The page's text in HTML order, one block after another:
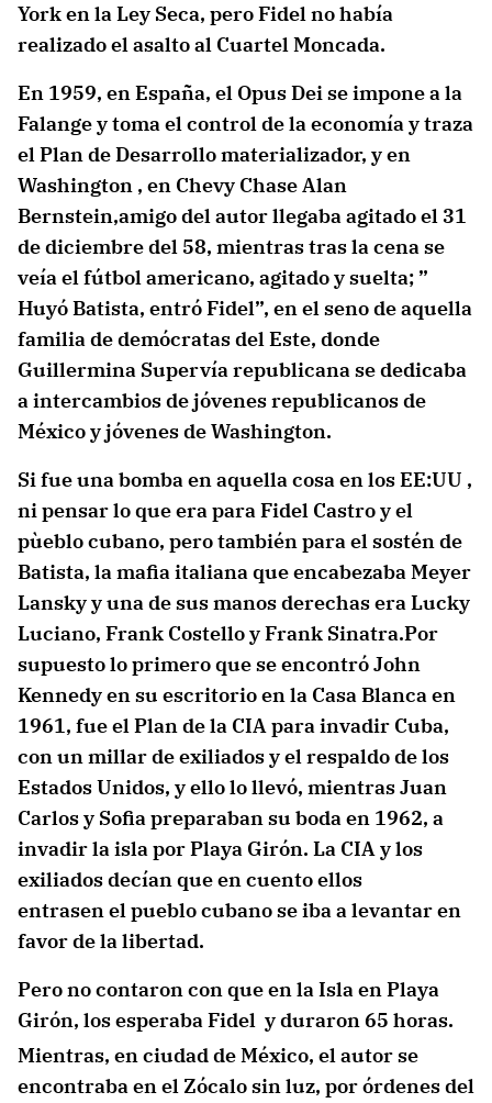
York en la Ley Seca, pero Fidel no había
realizado el asalto al Cuartel Moncada.
En 1959, en España, el Opus Dei se impone a la
Falange y toma el control de la economía y traza
el Plan de Desarrollo materializador, y en
Washington , en Chevy Chase Alan
Bernstein,amigo del autor llegaba agitado el 31
de diciembre del 58, mientras tras la cena se
veía el fútbol americano, agitado y suelta; ”
Huyó Batista, entró Fidel”, en el seno de aquella
familia de demócratas del Este, donde
Guillermina Supervía republicana se dedicaba
a intercambios de jóvenes republicanos de
México y jóvenes de Washington.
Si fue una bomba en aquella cosa en los EE:UU ,
ni pensar lo que era para Fidel Castro y el
pùeblo cubano, pero también para el sostén de
Batista, la mafia italiana que encabezaba Meyer
Lansky y una de sus manos derechas era Lucky
Luciano, Frank Costello y Frank Sinatra.Por
supuesto lo primero que se encontró John
Kennedy en su escritorio en la Casa Blanca en
1961, fue el Plan de la CIA para invadir Cuba,
con un millar de exiliados y el respaldo de los
Estados Unidos, y ello lo llevó, mientras Juan
Carlos y Sofia preparaban su boda en 1962, a
invadir la isla por Playa Girón. La CIA y los
exiliados decían que en cuento ellos
entrasen el pueblo cubano se iba a levantar en
favor de la libertad.
Pero no contaron con que en la Isla en Playa
Girón, los esperaba Fidel y duraron 65 horas.
Mientras, en ciudad de México, el autor se
encontraba en el Zócalo sin luz, por órdenes del